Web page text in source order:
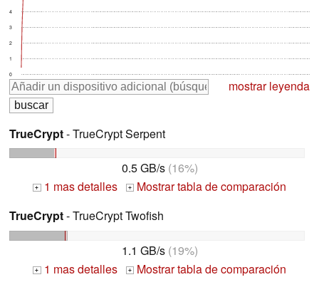
0
1
2
3
4
mostrar leyenda
TrueCrypt- TrueCrypt Serpent
0.5 GB/s(16%)
+ 1 mas detalles +
Mostrar tabla de comparación
TrueCrypt- TrueCrypt Twofish
1.1 GB/s(19%)
+ 1 mas detalles +
Mostrar tabla de comparación